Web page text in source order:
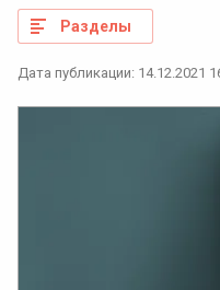
Разделы
Дата публикации: 14.12.2021